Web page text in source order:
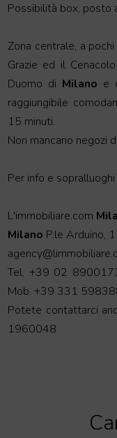
Possibilità box, posto
Zona centrale, a
Grazie ed il
Duomo di Milano e
raggiungibile
15 minuti.
Non mancano negozi
Per info e sopralluoghi
L'immobiliare.com
Milano P.le Arduino,
Tel. +39 02
Mob. +39 331
Potete contattarci
1960048